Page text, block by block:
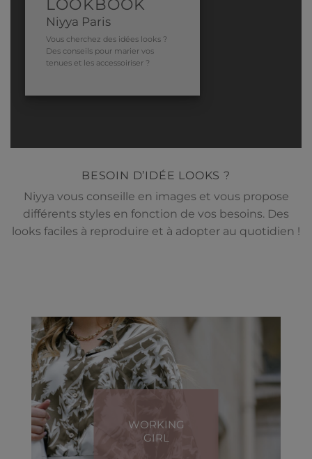
LOOKBOOK
Niyya Paris
Vous cherchez des idées looks ?
Des conseils pour marier vos
tenues et les accessoiriser ?
BESOIN D’IDÉE LOOKS ?
Niyya vous conseille en images et vous propose
différents styles en fonction de vos besoins. Des
looks faciles à reproduire et à adopter au quotidien !
WORKING
GIRL